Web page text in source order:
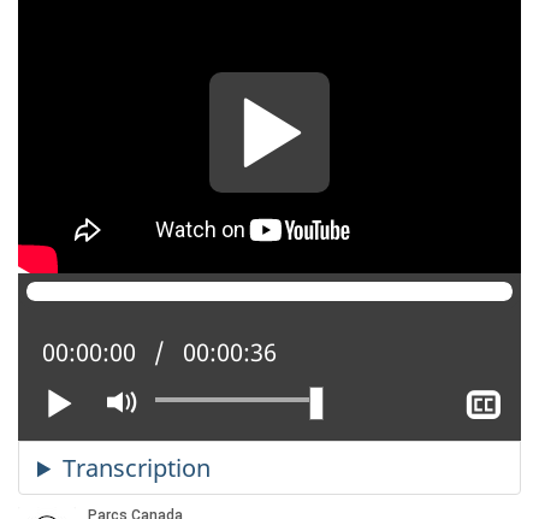
Lire
Activer
le
mode
muet
Position actuelle :
00:00:00 Temps total :
00:00:36
le